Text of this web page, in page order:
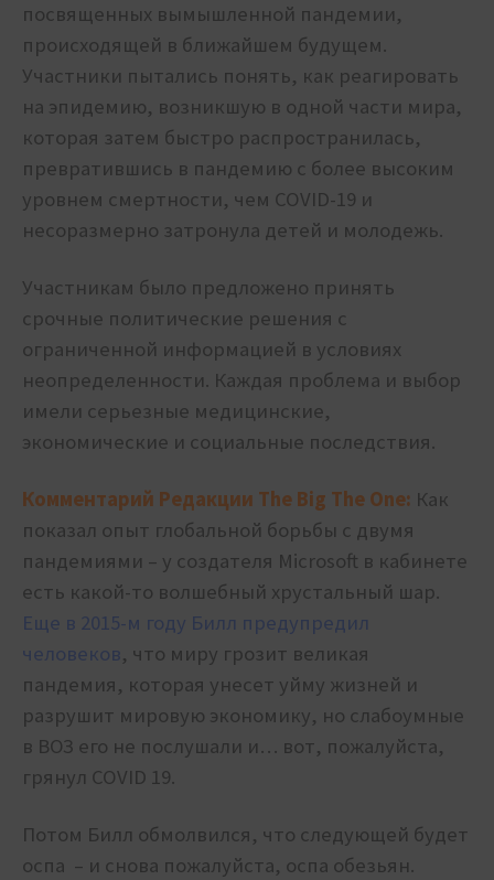
посвященных вымышленной пандемии,
происходящей в ближайшем будущем.
Участники пытались понять, как реагировать
на эпидемию, возникшую в одной части мира,
которая затем быстро распространилась,
превратившись в пандемию с более высоким
уровнем смертности, чем COVID-19 и
несоразмерно затронула детей и молодежь.
Участникам было предложено принять
срочные политические решения с
ограниченной информацией в условиях
неопределенности. Каждая проблема и выбор
имели серьезные медицинские,
экономические и социальные последствия.
Комментарий Редакции The Big The One: Как
показал опыт глобальной борьбы с двумя
пандемиями – у создателя Microsoft в кабинете
есть какой-то волшебный хрустальный шар.
Еще в 2015-м году Билл предупредил
человеков, что миру грозит великая
пандемия, которая унесет уйму жизней и
разрушит мировую экономику, но слабоумные
в ВОЗ его не послушали и… вот, пожалуйста,
грянул COVID 19.
Потом Билл обмолвился, что следующей будет
оспа – и снова пожалуйста, оспа обезьян.